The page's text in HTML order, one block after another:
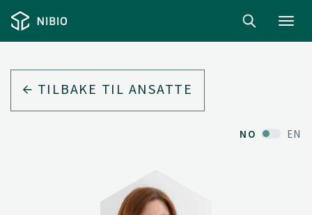
TILBAKE TIL ANSATTE
NO EN